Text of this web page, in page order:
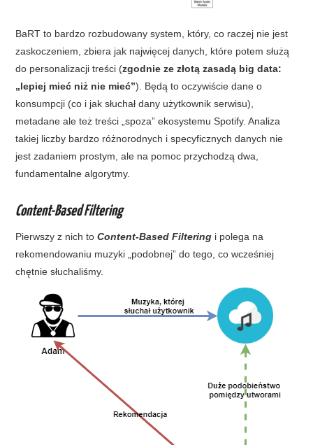
BaRT to bardzo rozbudowany system, który, co raczej nie jest
zaskoczeniem, zbiera jak najwięcej danych, które potem służą
do personalizacji treści (zgodnie ze złotą zasadą big data:
„lepiej mieć niż nie mieć”). Będą to oczywiście dane o
konsumpcji (co i jak słuchał dany użytkownik serwisu),
metadane ale też treści „spoza” ekosystemu Spotify. Analiza
takiej liczby bardzo różnorodnych i specyficznych danych nie
jest zadaniem prostym, ale na pomoc przychodzą dwa,
fundamentalne algorytmy.
Content-Based Filtering
Pierwszy z nich toContent-Based Filtering i polega na
rekomendowaniu muzyki „podobnej” do tego, co wcześniej
chętnie słuchaliśmy.